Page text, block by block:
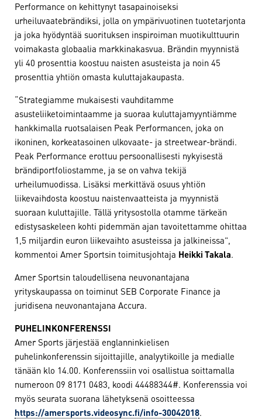
Performance on kehittynyt tasapainoiseksi
urheiluvaatebrändiksi, jolla on ympärivuotinen tuotetarjonta
ja joka hyödyntää suorituksen inspiroiman muotikulttuurin
voimakasta globaalia markkinakasvua. Brändin myynnistä
yli 40 prosenttia koostuu naisten asusteista ja noin 45
prosenttia yhtiön omasta kuluttajakaupasta.
“Strategiamme mukaisesti vauhditamme
asusteliiketoimintaamme ja suoraa kuluttajamyyntiämme
hankkimalla ruotsalaisen Peak Performancen, joka on
ikoninen, korkeatasoinen ulkovaate- ja streetwear-brändi.
Peak Performance erottuu persoonallisesti nykyisestä
brändiportfoliostamme, ja se on vahva tekijä
urheilumuodissa. Lisäksi merkittävä osuus yhtiön
liikevaihdosta koostuu naistenvaatteista ja myynnistä
suoraan kuluttajille. Tällä yritysostolla otamme tärkeän
edistysaskeleen kohti pidemmän ajan tavoitettamme ohittaa
1,5 miljardin euron liikevaihto asusteissa ja jalkineissa”,
kommentoi Amer Sportsin toimitusjohtaja Heikki Takala.
Amer Sportsin taloudellisena neuvonantajana
yrityskaupassa on toiminut SEB Corporate Finance ja
juridisena neuvonantajana Accura.
PUHELINKONFERENSSI
Amer Sports järjestää englanninkielisen
puhelinkonferenssin sijoittajille, analyytikoille ja medialle
tänään klo 14.00. Konferenssiin voi osallistua soittamalla
numeroon 09 8171 0483, koodi 44488344#. Konferenssia voi
myös seurata suorana lähetyksenä osoitteessa
https://amersports.videosync.fi/info-30042018.